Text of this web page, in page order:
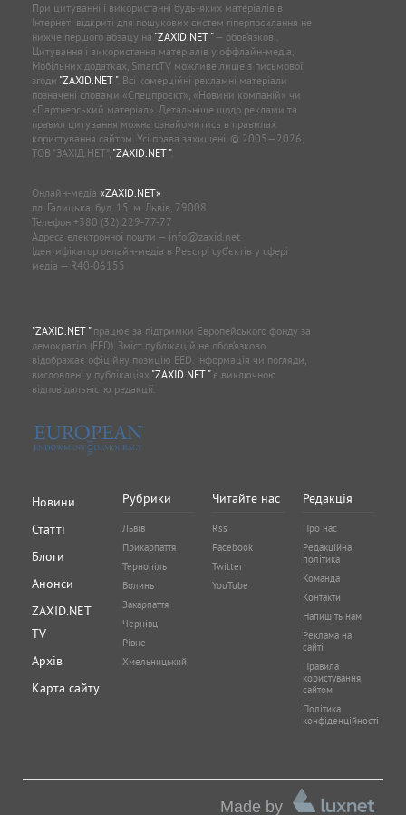
При цитуванні і використанні будь-яких матеріалів в
Інтернеті відкриті для пошукових систем гіперпосилання не
нижче першого абзацу на "ZAXID.NET "— обов’язкові.
Цитування і використання матеріалів у оффлайн-медіа,
Мобільних додатках, SmartTV можливе лише з письмової
згоди "ZAXID.NET ". Всі комерційні рекламні матеріали
позначені словами «Спецпроєкт», «Новини компаній» чи
«Партнерський матеріал». Детальніше щодо реклами та
правил цитування можна ознайомитись в правилах
користування сайтом. Усі права захищені. © 2005—2026,
ТОВ “ЗАХІД.НЕТ”, "ZAXID.NET ".
Онлайн-медіа «ZAXID.NET»
пл. Галицька, буд. 15, м. Львів, 79008
Телефон +380 (32) 229-77-77
Адреса електронної пошти — info@zaxid.net
Ідентифікатор онлайн-медіа в Реєстрі суб'єктів у сфері
медіа — R40-06155
"ZAXID.NET "працює за підтримки Європейського фонду за
демократію (EED). Зміст публікацій не обов’язково
відображає офіційну позицію EED. Інформація чи погляди,
висловлені у публікаціях "ZAXID.NET "є виключною
відповідальністю редакції.
Новини
Статті
Блоги
Анонси
ZAXID.NET
TV
Архів
Карта сайту
Рубрики
Львів
Прикарпаття
Тернопіль
Волинь
Закарпаття
Чернівці
Рівне
Хмельницький
Читайте нас
Rss
Facebook
Twitter
YouTube
Редакція
Про нас
Редакційна
політика
Команда
Контакти
Напишіть нам
Реклама на
сайті
Правила
користування
сайтом
Політика
конфіденційності
Made by